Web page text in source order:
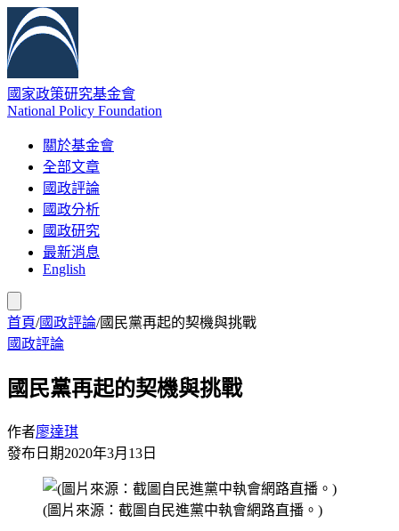
國家政策研究基金會
National Policy Foundation
關於基金會
全部文章
國政評論
國政分析
國政研究
最新消息
English
首頁/國政評論/國民黨再起的契機與挑戰
國政評論
國民黨再起的契機與挑戰
作者廖達琪
發布日期2020年3月13日
(圖片來源：截圖自民進黨中執會網路直播。)